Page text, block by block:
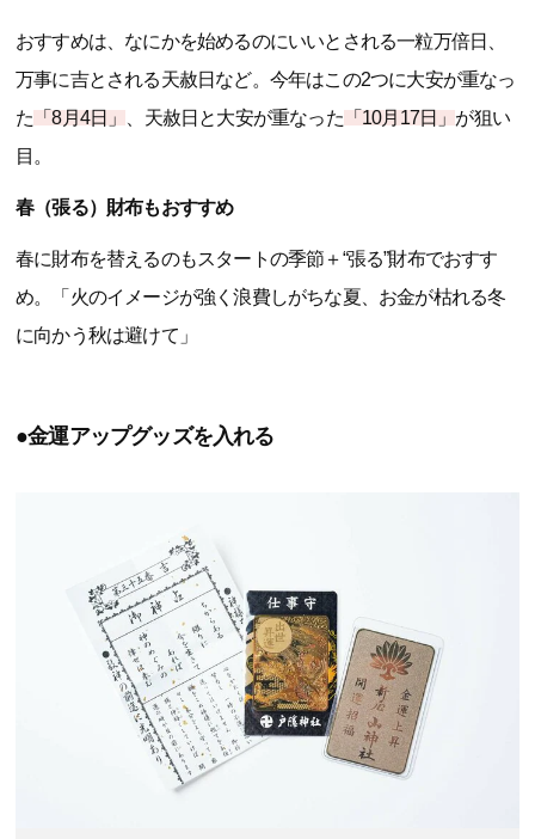
おすすめは、なにかを始めるのにいいとされる一粒万倍日、
万事に吉とされる天赦日など。今年はこの2つに大安が重なっ
た 「8月4日」 、天赦日と大安が重なった 「10月17日」 が狙い
目。
春（張る）財布もおすすめ
春に財布を替えるのもスタートの季節＋“張る”財布でおすす
め。「火のイメージが強く浪費しがちな夏、お金が枯れる冬
に向かう秋は避けて」
●金運アップグッズを入れる